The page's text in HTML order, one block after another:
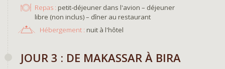
Repas : petit-déjeuner dans l'avion – déjeuner
libre (non inclus) – dîner au restaurant
Hébergement : nuit à l'hôtel
JOUR 3 : DE MAKASSAR À BIRA